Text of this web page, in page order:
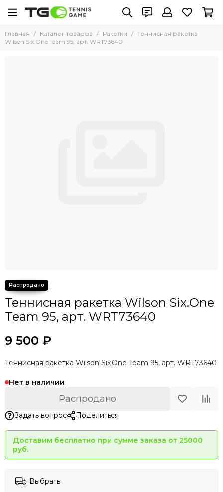
Главная Каталог товаров Ракетки
Теннисная ракетка
Wilson Six.One Team 95, арт. WRT73640
Теннисная ракетка Wilson Six.One
Team 95, арт. WRT73640
9 500 ₽
Теннисная ракетка Wilson Six.One Team 95, арт. WRT73640
Нет в наличии
Распродано
Задать вопрос Поделиться
Доставим бесплатно при сумме заказа от 25000
руб.
Выбрать